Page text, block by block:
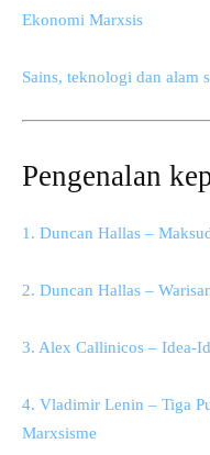
Ekonomi Marxsis
Sains, teknologi dan alam
Pengenalan
1. Duncan Hallas –
2. Duncan Hallas –
3. Alex Callinicos – Idea-
4. Vladimir Lenin – Tiga
Marxsisme